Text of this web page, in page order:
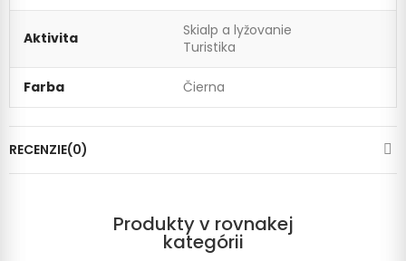
Aktivita
Skialp a lyžovanie
Turistika
Farba Čierna
RECENZIE(0)
Produkty v rovnakej
kategórii